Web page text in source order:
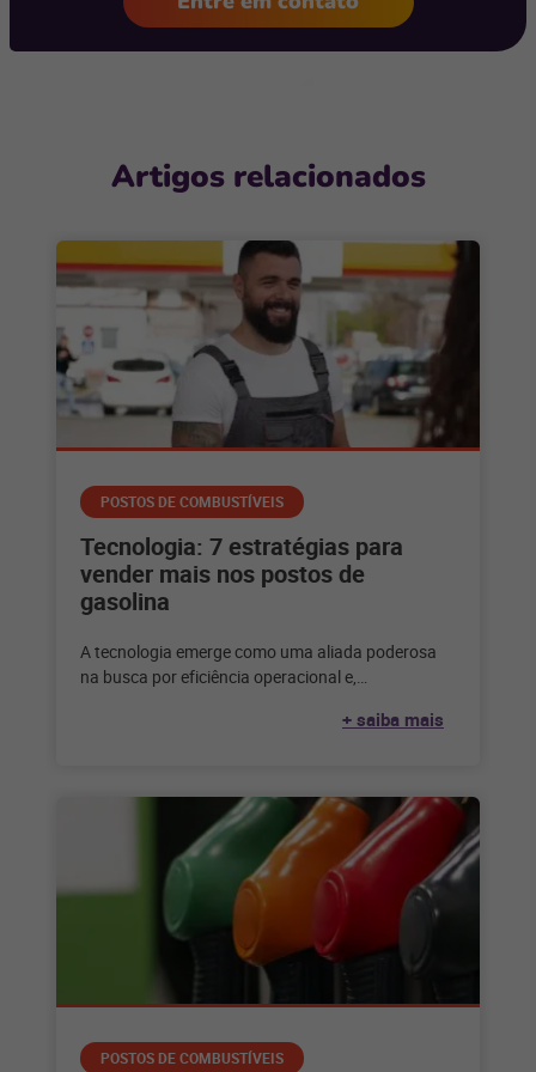
Artigos relacionados
POSTOS DE COMBUSTÍVEIS
Tecnologia: 7 estratégias para
vender mais nos postos de
gasolina
A tecnologia emerge como uma aliada poderosa
na busca por eficiência operacional e,
+ saiba mais
POSTOS DE COMBUSTÍVEIS